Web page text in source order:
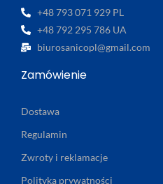
+48 793 071 929 PL
+48 792 295 786 UA
biurosanicopl@gmail.com
Zamówienie
Dostawa
Regulamin
Zwroty i reklamacje
Polityka prywatności